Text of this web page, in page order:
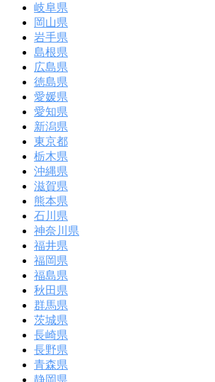
岐阜県
岡山県
岩手県
島根県
広島県
徳島県
愛媛県
愛知県
新潟県
東京都
栃木県
沖縄県
滋賀県
熊本県
石川県
神奈川県
福井県
福岡県
福島県
秋田県
群馬県
茨城県
長崎県
長野県
青森県
静岡県